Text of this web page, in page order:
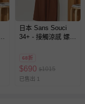
日本 Sans Souci
34+ - 接觸涼感 嫘縈
咖啡棕
68折
$690 $1015
已售出 1